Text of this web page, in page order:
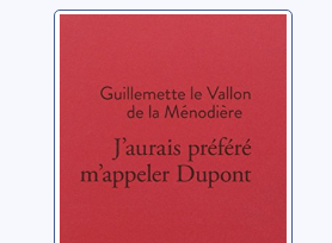
Dupont
Le Vallon de la
Ménodière, Guillemette